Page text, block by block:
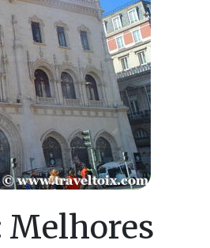
Melhores